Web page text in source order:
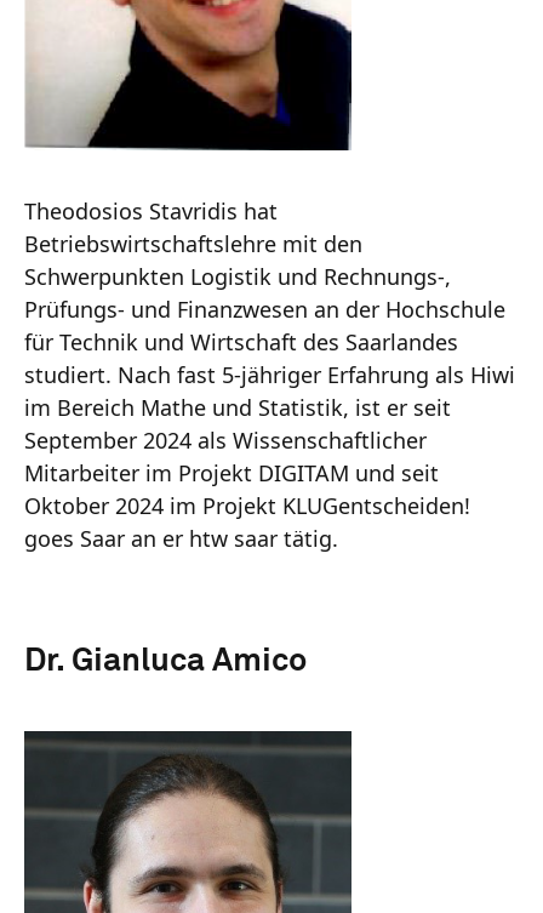
Theodosios Stavridis hat
Betriebswirtschaftslehre mit den
Schwerpunkten Logistik und Rechnungs-,
Prüfungs- und Finanzwesen an der Hochschule
für Technik und Wirtschaft des Saarlandes
studiert. Nach fast 5-jähriger Erfahrung als Hiwi
im Bereich Mathe und Statistik, ist er seit
September 2024 als Wissenschaftlicher
Mitarbeiter im Projekt DIGITAM und seit
Oktober 2024 im Projekt KLUGentscheiden!
goes Saar an er htw saar tätig.
Dr. Gianluca Amico